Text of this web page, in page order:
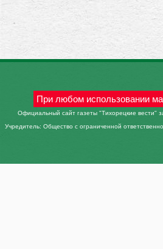
При любом использовании
Официальный сайт газеты "Тихорецкие вести"
Учредитель: Общество с ограниченной